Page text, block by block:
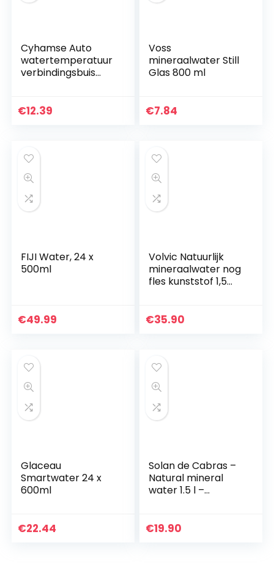
Cyhamse Auto
watertemperatuur
verbindingsbuis
temperatuur joint
€12.39
Voss
mineraalwater Still
Glas 800 ml
€7.84
FIJI Water, 24 x
500ml
€49.99
Volvic Natuurlijk
mineraalwater nog
fles kunststof 1,5
€35.90
Glaceau
Smartwater 24 x
600ml
€22.44
Solan de Cabras –
Natural mineral
water 1.5 l –
€19.90